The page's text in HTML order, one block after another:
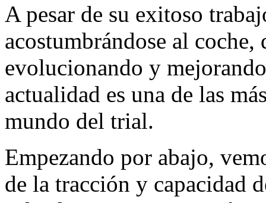
A pesar de su exitoso
acostumbrándose al
evolucionando y
actualidad es una de las
mundo del trial.
Empezando por abajo,
de la tracción y capacidad